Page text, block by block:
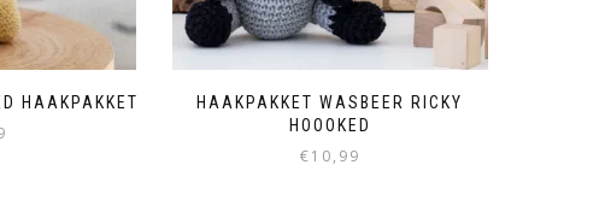
HAAKPAKKET
HAAKPAKKET WASBEER RICKY
HOOOKED
€10,99